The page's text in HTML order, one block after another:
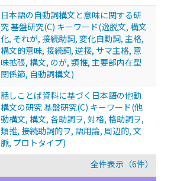
日本語の自動詞構文と意味に関する研
究 基盤研究(C) キーワード(逸脱文, 構文
化, それが, 接続助詞, 変化自動詞, 主格,
構文的意味, 接続詞, 逆接, サマ主格, 意
味拡張, 構文, のが, 類推, 主要部内在型
関係節, 自動詞構文)
話しことば資料に基づく日本語の他動
構文の研究 基盤研究(C) キーワード(他
動構文, 構文, 各助詞ヲ, 対格, 格助詞ヲ,
類推, 接続助詞的ヲ, 語用論, 周辺的, 文
脈, プロトタイプ)
全件表示（6件）